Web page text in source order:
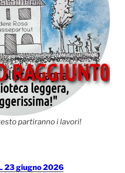
partiranno i lavori!
23 giugno 2026